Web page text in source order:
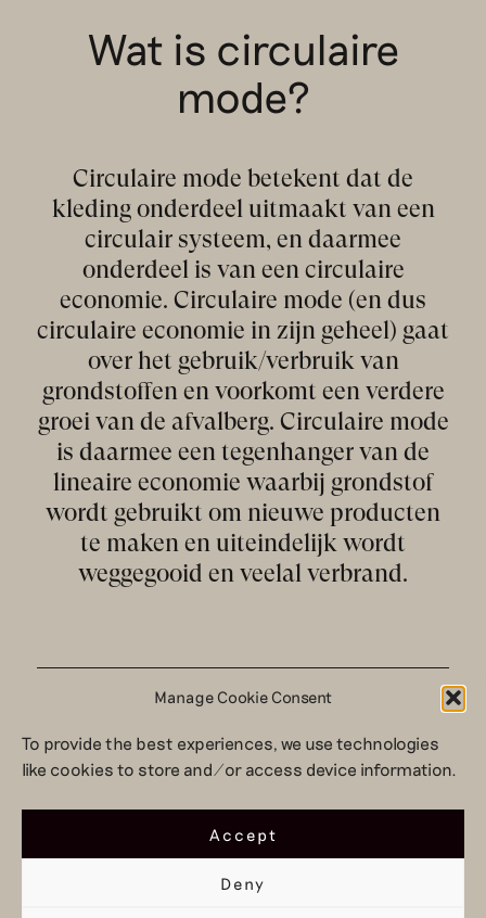
Manage Cookie Consent
To provide the best experiences, we use technologies
like cookies to store and/or access device information.
Accept
Deny
Wat is circulaire
mode?
Circulaire mode betekent dat de
kleding onderdeel uitmaakt van een
circulair systeem, en daarmee
onderdeel is van een circulaire
economie. Circulaire mode (en dus
circulaire economie in zijn geheel) gaat
over het gebruik/verbruik van
grondstoffen en voorkomt een verdere
groei van de afvalberg. Circulaire mode
is daarmee een tegenhanger van de
lineaire economie waarbij grondstof
wordt gebruikt om nieuwe producten
te maken en uiteindelijk wordt
weggegooid en veelal verbrand.
biologische cycli &
technologische cycli
Het doel van circulaire mode is dat textiel/kleding
nieuwe grondstoffen nodig om producten van te